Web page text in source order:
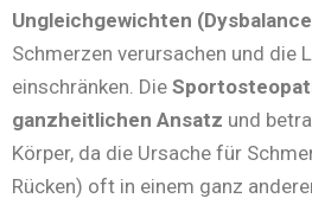
Ungleichgewichten
Schmerzen verursachen und die
einschränken. Die
ganzheitlichen Ansatz und
Körper, da die Ursache für
Rücken) oft in einem ganz